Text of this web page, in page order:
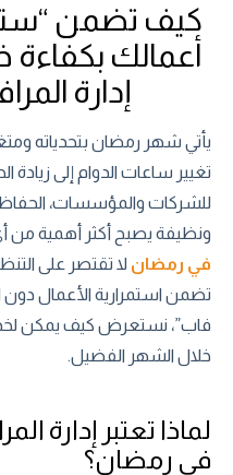
كيف تضمن
أعمالك بكفاءة
إدارة
يأتي شهر رمضان بتحدياته
تغيير ساعات الدوام إلى زيادة
للشركات والمؤسسات،
ونظيفة يصبح أكثر أهمية
في رمضان لا تقتصر على
تضمن استمرارية الأعمال دون
فاب”، نستعرض كيف يمكن
خلال الشهر الفضيل.
لماذا تعتبر إدارة
في رمضان؟